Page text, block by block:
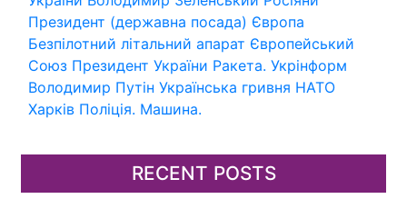
Президент (державна посада) Європа
Безпілотний літальний апарат Європейський
Союз Президент України Ракета. Укрінформ
Володимир Путін Українська гривня НАТО
Харків Поліція. Машина.
RECENT POSTS